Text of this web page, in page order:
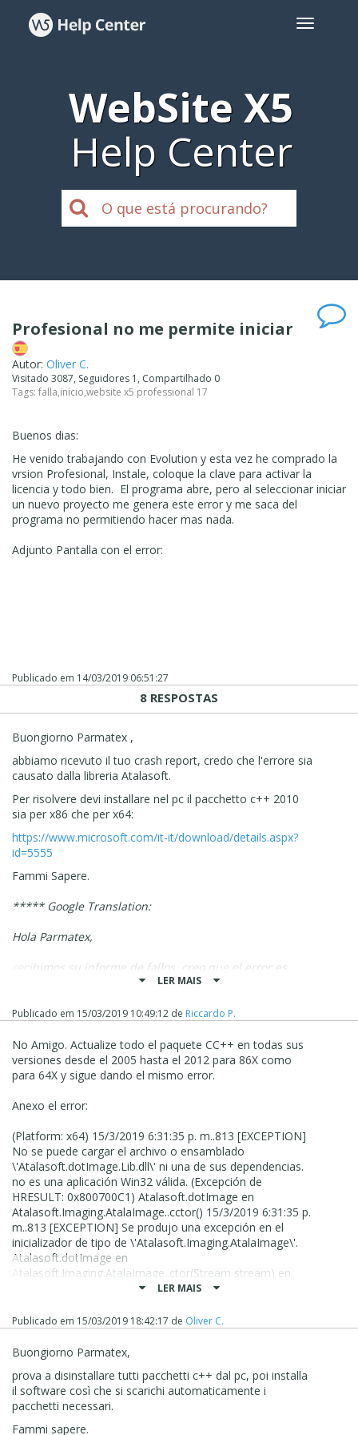
WebSite X5
Help Center
Profesional no me permite iniciar
Autor: Oliver C.
Visitado 3087, Seguidores 1, Compartilhado 0
Tags: falla,inicio,website x5 professional 17
Buenos dias:
He venido trabajando con Evolution y esta vez he comprado la
vrsion Profesional, Instale, coloque la clave para activar la
licencia y todo bien. El programa abre, pero al seleccionar iniciar
un nuevo proyecto me genera este error y me saca del
programa no permitiendo hacer mas nada.
Adjunto Pantalla con el error:
Publicado em 14/03/2019 06:51:27
8 RESPOSTAS
Buongiorno Parmatex ,
abbiamo ricevuto il tuo crash report, credo che l'errore sia
causato dalla libreria Atalasoft.
Per risolvere devi installare nel pc il pacchetto c++ 2010
sia per x86 che per x64:
https://www.microsoft.com/it-it/download/details.aspx?
id=5555
Fammi Sapere.
***** Google Translation:
Hola Parmatex,
recibimos su informe de fallos, creo que el error es
causado por la biblioteca de Atalasoft.
Para resolverlo, necesita instalar el paquete C ++ 2010
https://www.microsoft.com/it-it/download/details.aspx?
id=5555
Dejame saber
LER MAIS
Publicado em 15/03/2019 10:49:12 de Riccardo P.
No Amigo. Actualize todo el paquete CC++ en todas sus
versiones desde el 2005 hasta el 2012 para 86X como
para 64X y sigue dando el mismo error.
Anexo el error:
(Platform: x64) 15/3/2019 6:31:35 p. m..813 [EXCEPTION]
No se puede cargar el archivo o ensamblado
\'Atalasoft.dotImage.Lib.dll\' ni una de sus dependencias.
no es una aplicación Win32 válida. (Excepción de
HRESULT: 0x800700C1) Atalasoft.dotImage en
Atalasoft.Imaging.AtalaImage..cctor() 15/3/2019 6:31:35 p.
m..813 [EXCEPTION] Se produjo una excepción en el
inicializador de tipo de \'Atalasoft.Imaging.AtalaImage\'.
Atalasoft.dotImage en
Atalasoft.Imaging.AtalaImage..ctor(Stream stream) en
WebsiteX5.BL.TemplateMetadata.GetPreview(Int32 width,
Int32 , Int32 , Image ) en A.EK.J(String ) en
System.Windows.Forms.ListView.OnSelectedIndexChange
d(EventArgs e) en
System.Windows.Forms.ListView.InsertItemsNative(Int32
index, ListViewItem[] items) en
System.Windows.Forms.ListView.OnHandleCreated(EventA
rgs e) en
System.Windows.Forms.Control.WmCreate(Message& m)
LER MAIS
Publicado em 15/03/2019 18:42:17 de Oliver C.
Buongiorno Parmatex,
prova a disinstallare tutti pacchetti c++ dal pc, poi installa
il software così che si scarichi automaticamente i
pacchetti necessari.
Fammi sapere.